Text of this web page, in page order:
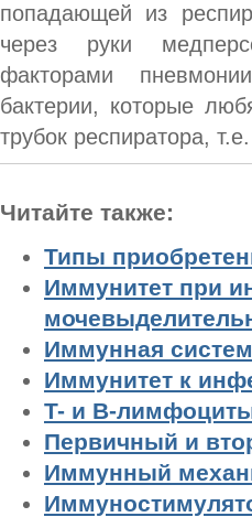
попадающей из
через руки
факторами
бактерии, которые
трубок респиратора,
Читайте также:
Типы
Иммунитет при
Иммунная
Иммунитет к
T- и B-
Первичный и
Иммунный